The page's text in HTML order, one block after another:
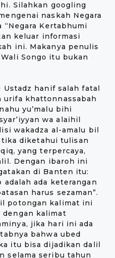
Silahkan googling
naskah Negara
Kertabhumi
keluar informasi
ini. Makanya penulis
Songo itu bukan
hanif salah fatal
urifa khattonnassabah
yu’malu bihi
wa alaihil
wakadza al-amalu bil
diketahui tulisan
yang terpercaya,
Dengan ibaroh ini
di Banten itu:
adalah ada keterangan
harus sezaman”.
potongan kalimat ini
dengan kalimat
jika hari ini ada
bahwa ubed
itu bisa dijadikan dalil
selama seribu tahun